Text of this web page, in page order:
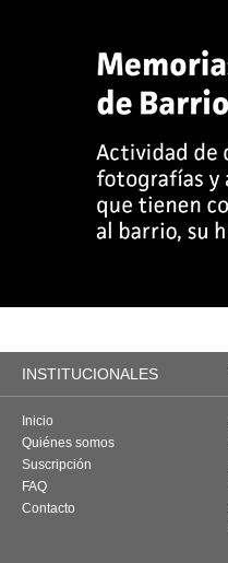
INSTITUCIONALES
Inicio
Quiénes somos
Suscripción
FAQ
Contacto